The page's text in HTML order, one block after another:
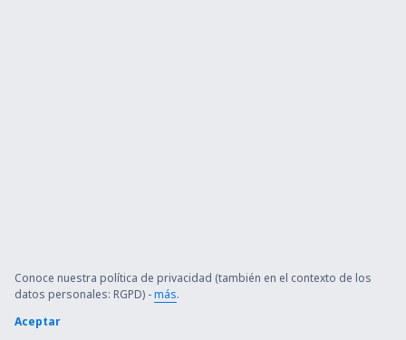
Conoce nuestra política de privacidad (también en el contexto de los
datos personales: RGPD) -más.
Aceptar